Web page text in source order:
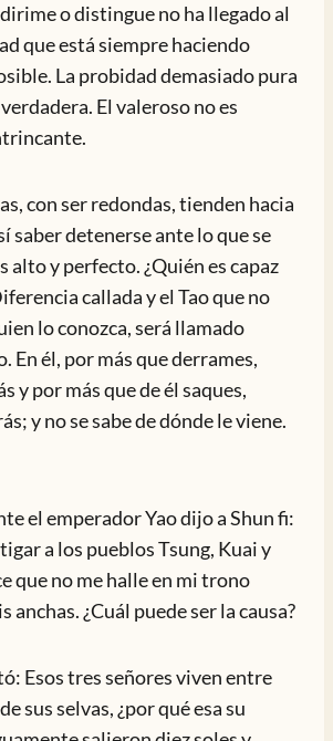
o distingue no ha llegado al
que está siempre haciendo
La probidad demasiado pura
El valeroso no es
con ser redondas, tienden hacia
saber detenerse ante lo que se
alto y perfecto. ¿Quién es capaz
callada y el Tao que no
lo conozca, será llamado
En él, por más que derrames,
y por más que de él saques,
y no se sabe de dónde le viene.
el emperador Yao dijo a Shun fi:
a los pueblos Tsung, Kuai y
que no me halle en mi trono
anchas. ¿Cuál puede ser la causa?
Esos tres señores viven entre
sus selvas, ¿por qué esa su